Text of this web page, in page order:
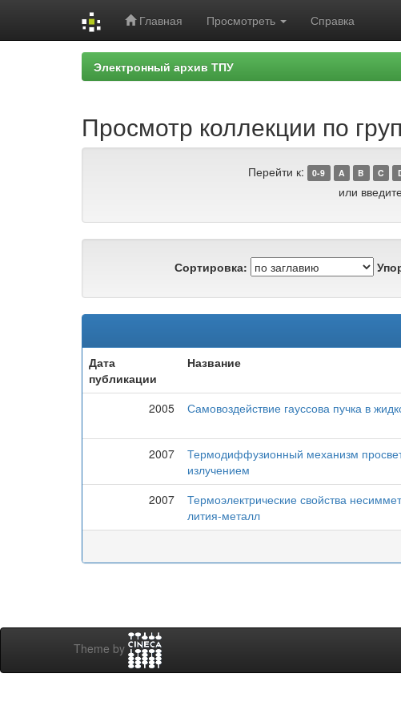
Главная Просмотреть Справка
Электронный архив ТПУ
Просмотр коллекции по
Перейти к: 0-9 A B C
или
Сортировка:
Дата
публикации
Название
2005 Самовоздействие гауссова пучка в
2007
Термодиффузионный механизм
излучением
2007
Термоэлектрические свойства
лития-металл
Theme by